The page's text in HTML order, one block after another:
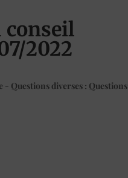
conseil
2022
Questions diverses : Questions